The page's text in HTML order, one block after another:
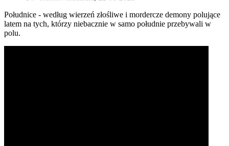
Południce - według wierzeń złośliwe i mordercze demony polujące
latem na tych, którzy niebacznie w samo południe przebywali w
polu.